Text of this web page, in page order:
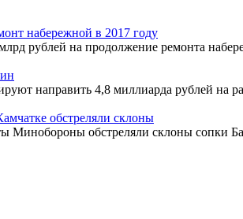
набережной в 2017 году
рублей на продолжение ремонта
направить 4,8 миллиарда рублей на
обстреляли склоны
Минобороны обстреляли склоны сопки